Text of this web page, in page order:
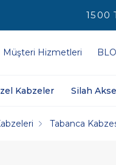
1500
Müşteri Hizmetleri
Kabzeler Silah
Tabanca